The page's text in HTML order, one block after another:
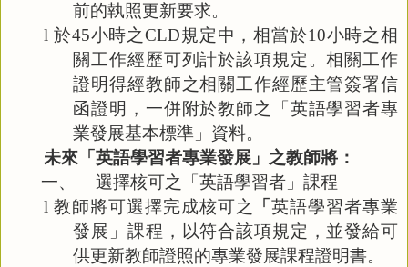
前的執照更新要求。
l 於45小時之CLD規定中，相當於10小時之相
關工作經歷可列計於該項規定。相關工作
證明得經教師之相關工作經歷主管簽署信
函證明，一併附於教師之「英語學習者專
業發展基本標準」資料。
未來「英語學習者專業發展」之教師將：
一、
選擇核可之「英語學習者」課程
l 教師將可選擇完成核可之 「英語學習者專業
發展」課程，以符合該項規定，並發給可
供更新教師證照的專業發展課程證明書。